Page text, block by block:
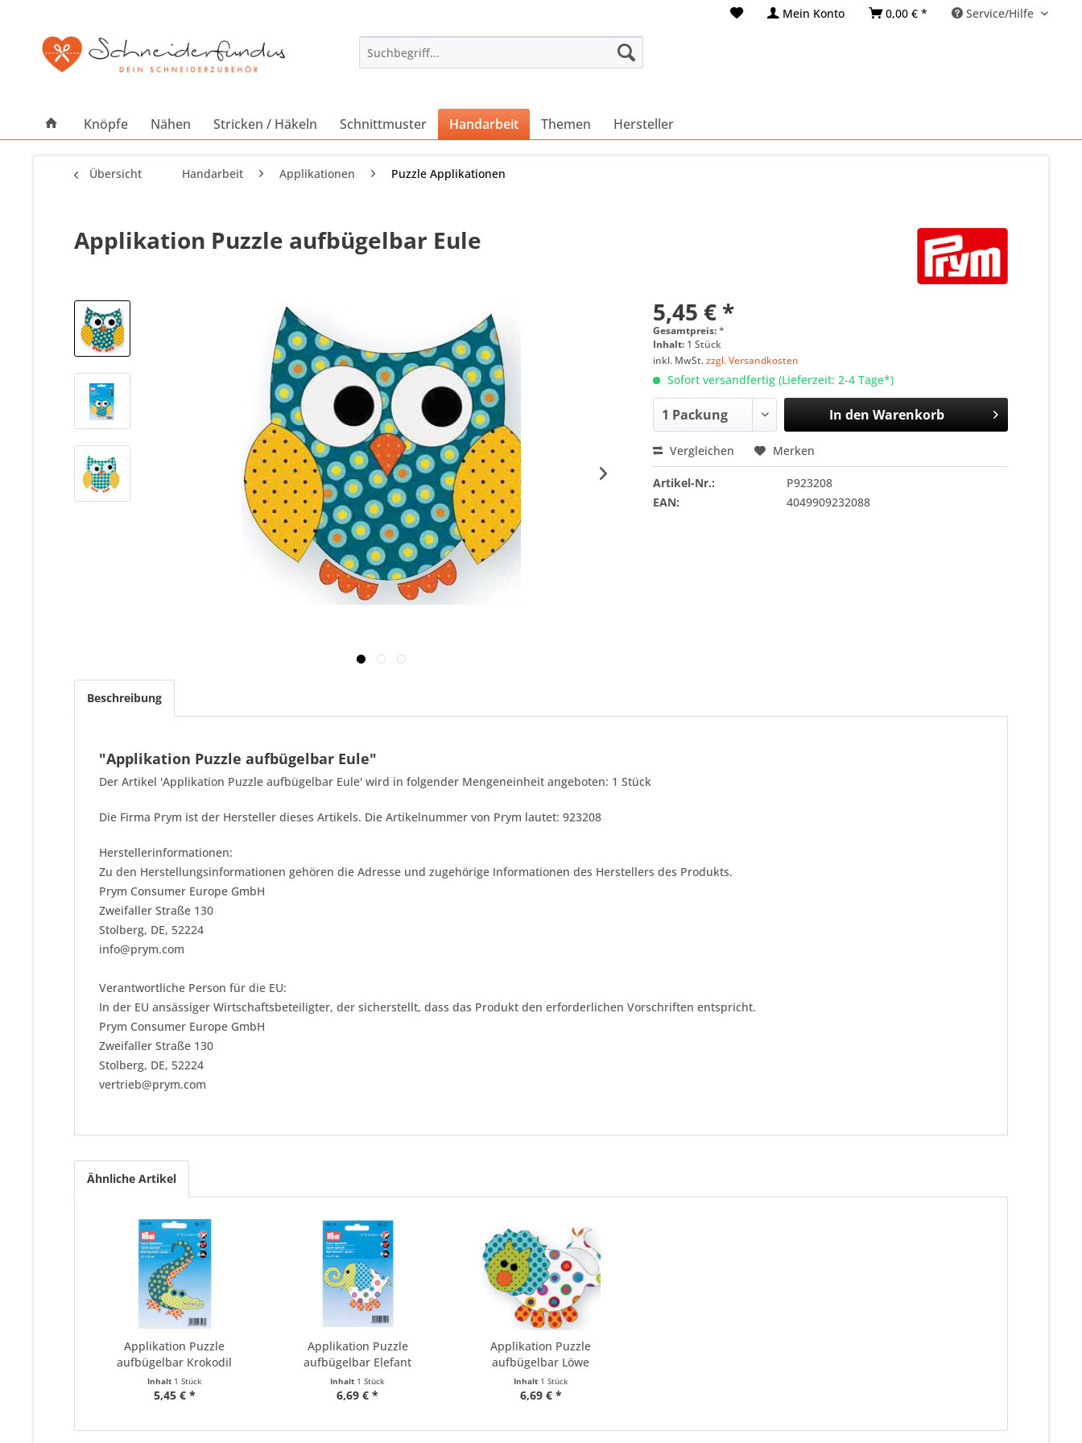
Mein Konto 0,00 € * Service/Hilfe
Knöpfe Nähen Stricken / Häkeln Schnittmuster Handarbeit Themen Hersteller
Übersicht Handarbeit Applikationen Puzzle Applikationen
Applikation Puzzle aufbügelbar Eule
5,45 € *
Gesamtpreis:*
Inhalt: 1 Stück
inkl. MwSt.zzgl. Versandkosten
Sofort versandfertig (Lieferzeit: 2-4 Tage*)
In den Warenkorb
Vergleichen Merken
Artikel-Nr.:
P923208
EAN:
4049909232088
Beschreibung
"Applikation Puzzle aufbügelbar Eule"
Der Artikel 'Applikation Puzzle aufbügelbar Eule' wird in folgender Mengeneinheit angeboten: 1 Stück
Die Firma Prym ist der Hersteller dieses Artikels. Die Artikelnummer von Prym lautet: 923208
Herstellerinformationen:
Zu den Herstellungsinformationen gehören die Adresse und zugehörige Informationen des Herstellers des Produkts.
Prym Consumer Europe GmbH
Zweifaller Straße 130
Stolberg, DE, 52224
info@prym.com
Verantwortliche Person für die EU:
In der EU ansässiger Wirtschaftsbeteiligter, der sicherstellt, dass das Produkt den erforderlichen Vorschriften entspricht.
Prym Consumer Europe GmbH
Zweifaller Straße 130
Stolberg, DE, 52224
vertrieb@prym.com
Ähnliche Artikel
Applikation Puzzle
aufbügelbar Krokodil
Inhalt 1 Stück
5,45 € *
Applikation Puzzle
aufbügelbar Elefant
Inhalt 1 Stück
6,69 € *
Applikation Puzzle
aufbügelbar Löwe
Inhalt 1 Stück
6,69 € *